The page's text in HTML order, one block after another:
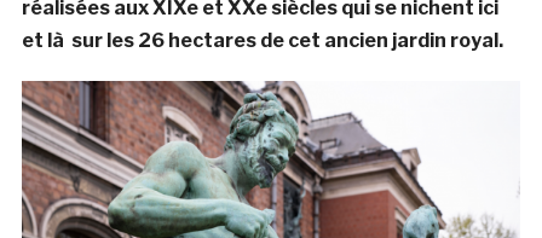
réalisées aux XIXe et XXe siècles qui se nichent ici
et là sur les 26 hectares de cet ancien jardin royal.